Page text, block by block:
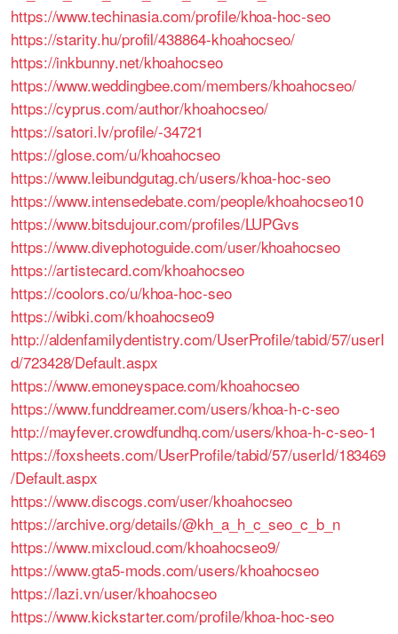
https://www.techinasia.com/profile/khoa-hoc-seo
https://starity.hu/profil/438864-khoahocseo/
https://inkbunny.net/khoahocseo
https://www.weddingbee.com/members/khoahocseo/
https://cyprus.com/author/khoahocseo/
https://satori.lv/profile/-34721
https://glose.com/u/khoahocseo
https://www.leibundgutag.ch/users/khoa-hoc-seo
https://www.intensedebate.com/people/khoahocseo10
https://www.bitsdujour.com/profiles/LUPGvs
https://www.divephotoguide.com/user/khoahocseo
https://artistecard.com/khoahocseo
https://coolors.co/u/khoa-hoc-seo
https://wibki.com/khoahocseo9
http://aldenfamilydentistry.com/UserProfile/tabid/57/userI
d/723428/Default.aspx
https://www.emoneyspace.com/khoahocseo
https://www.funddreamer.com/users/khoa-h-c-seo
http://mayfever.crowdfundhq.com/users/khoa-h-c-seo-1
https://foxsheets.com/UserProfile/tabid/57/userId/183469
/Default.aspx
https://www.discogs.com/user/khoahocseo
https://archive.org/details/@kh_a_h_c_seo_c_b_n
https://www.mixcloud.com/khoahocseo9/
https://www.gta5-mods.com/users/khoahocseo
https://lazi.vn/user/khoahocseo
https://www.kickstarter.com/profile/khoa-hoc-seo